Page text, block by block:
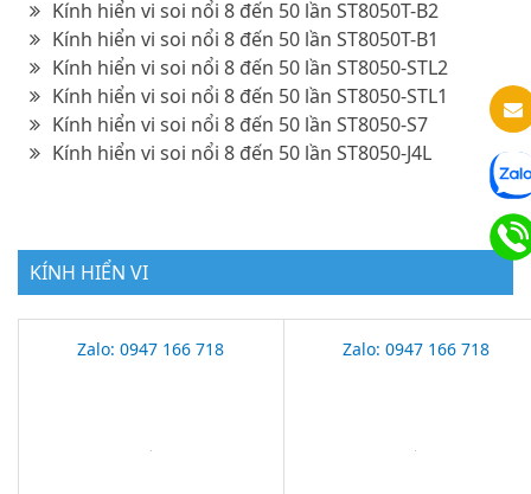
Kính hiển vi soi nổi 8 đến 50 lần ST8050T-B2
Kính hiển vi soi nổi 8 đến 50 lần ST8050T-B1
Kính hiển vi soi nổi 8 đến 50 lần ST8050-STL2
Kính hiển vi soi nổi 8 đến 50 lần ST8050-STL1
Kính hiển vi soi nổi 8 đến 50 lần ST8050-S7
Kính hiển vi soi nổi 8 đến 50 lần ST8050-J4L
KÍNH HIỂN VI
Zalo: 0947 166 718 Zalo: 0947 166 718